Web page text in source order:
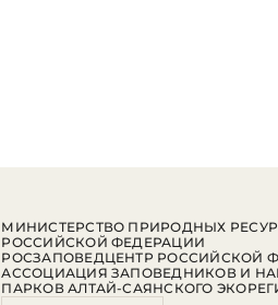
МИНИСТЕРСТВО ПРИРОДНЫХ
РОССИЙСКОЙ ФЕДЕРАЦИИ
РОСЗАПОВЕДЦЕНТР РОССИЙСКОЙ
АССОЦИАЦИЯ ЗАПОВЕДНИКОВ И
ПАРКОВ АЛТАЙ-САЯНСКОГО